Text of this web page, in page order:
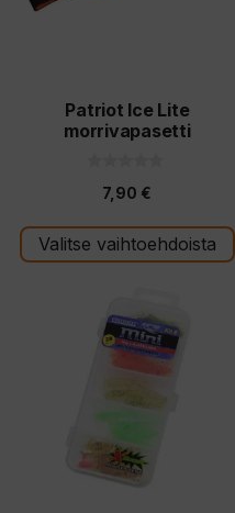
Patriot Ice Lite
morrivapasetti
s
t
ä
7,90 €
Valitse vaihtoehdoista